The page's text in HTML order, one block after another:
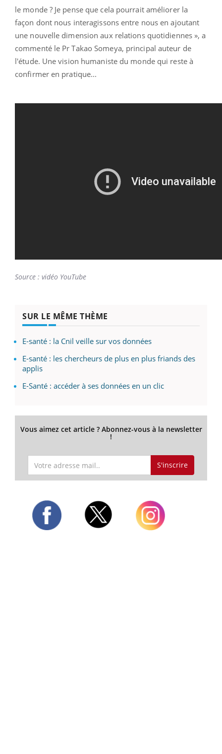
le monde ? Je pense que cela pourrait améliorer la
façon dont nous interagissons entre nous en ajoutant
une nouvelle dimension aux relations quotidiennes », a
commenté le Pr Takao Someya, principal auteur de
l'étude. Une vision humaniste du monde qui reste à
confirmer en pratique...
Source : vidéo YouTube
SUR LE MÊME THÈME
E-santé : la Cnil veille sur vos données
E-santé : les chercheurs de plus en plus friands des
applis
E-Santé : accéder à ses données en un clic
Vous aimez cet article ? Abonnez-vous à la newsletter
!
S'inscrire